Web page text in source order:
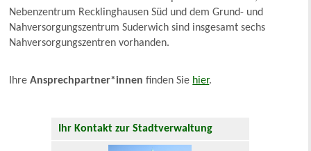
Nebenzentrum Recklinghausen Süd und dem Grund- und
Nahversorgungszentrum Suderwich sind insgesamt sechs
Nahversorgungszentren vorhanden.
IhreAnsprechpartner*innenfinden Sie hier.
Ihr Kontakt zur Stadtverwaltung